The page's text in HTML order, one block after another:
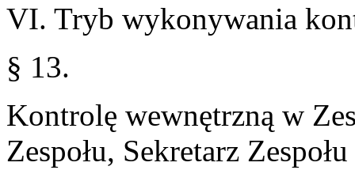
VI. Tryb wykonywania
§ 13.
Kontrolę wewnętrzną w
Zespołu, Sekretarz